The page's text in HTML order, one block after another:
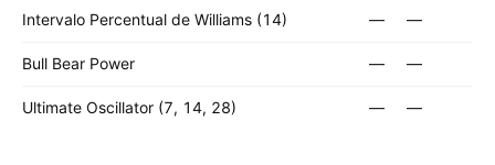
Intervalo Percentual de Williams (14) — —
Bull Bear Power — —
Ultimate Oscillator (7, 14, 28) — —